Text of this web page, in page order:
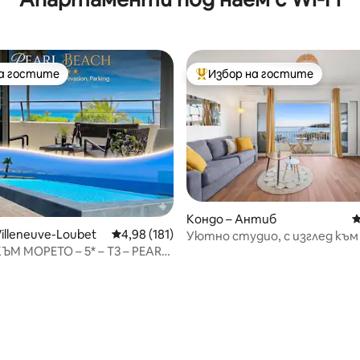
гостите
гостите
Loubet Средна оценка: 4,98 от 5, 181 отзива
4,98 (181)
МОРЕТО – 5* – T3 – PEARL
Най-популярен избор на
Избор на гостите
Кондо – Антиб
Уютно студио, с изглед